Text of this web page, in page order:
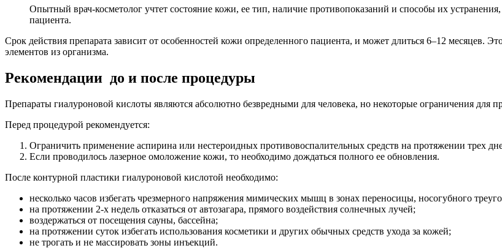
Опытный врач-косметолог учтет состояние кожи, ее тип, наличие противопоказаний и способы их
пациента.
Срок действия препарата зависит от особенностей кожи определенного пациента, и может длиться 6–12 месяцев.
элементов из организма.
Рекомендации до и после процедуры
Препараты гиалуроновой кислоты являются абсолютно безвредными для человека, но некоторые ограничения для
Перед процедурой рекомендуется:
Ограничить применение аспирина или нестероидных противовоспалительных средств на протяжении трех
Если проводилось лазерное омоложение кожи, то необходимо дождаться полного ее обновления.
После контурной пластики гиалуроновой кислотой необходимо:
несколько часов избегать чрезмерного напряжения мимических мышц в зонах переносицы, носогубного
на протяжении 2-х недель отказаться от автозагара, прямого воздействия солнечных лучей;
воздержаться от посещения сауны, бассейна;
на протяжении суток избегать использования косметики и других обычных средств ухода за кожей;
не трогать и не массировать зоны инъекций.